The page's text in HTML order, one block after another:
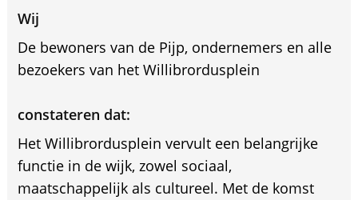
Wij
De bewoners van de Pijp, ondernemers en alle
bezoekers van het Willibrordusplein
constateren dat:
Het Willibrordusplein vervult een belangrijke
functie in de wijk, zowel sociaal,
maatschappelijk als cultureel. Met de komst